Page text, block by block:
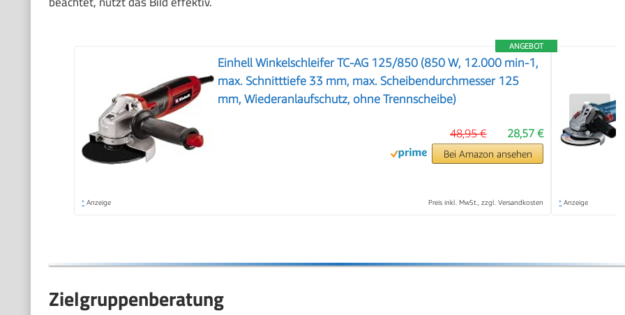
ANGEBOT
Einhell Winkelschleifer TC-AG 125/850 (850 W, 12.000 min-1,
max. Schnitttiefe 33 mm, max. Scheibendurchmesser 125
mm, Wiederanlaufschutz, ohne Trennscheibe)
28,57 €
48,95 €
Bei Amazon ansehen
* Anzeige Preis inkl. MwSt., zzgl. Versandkosten * Anzeige
❯
Zielgruppenberatung